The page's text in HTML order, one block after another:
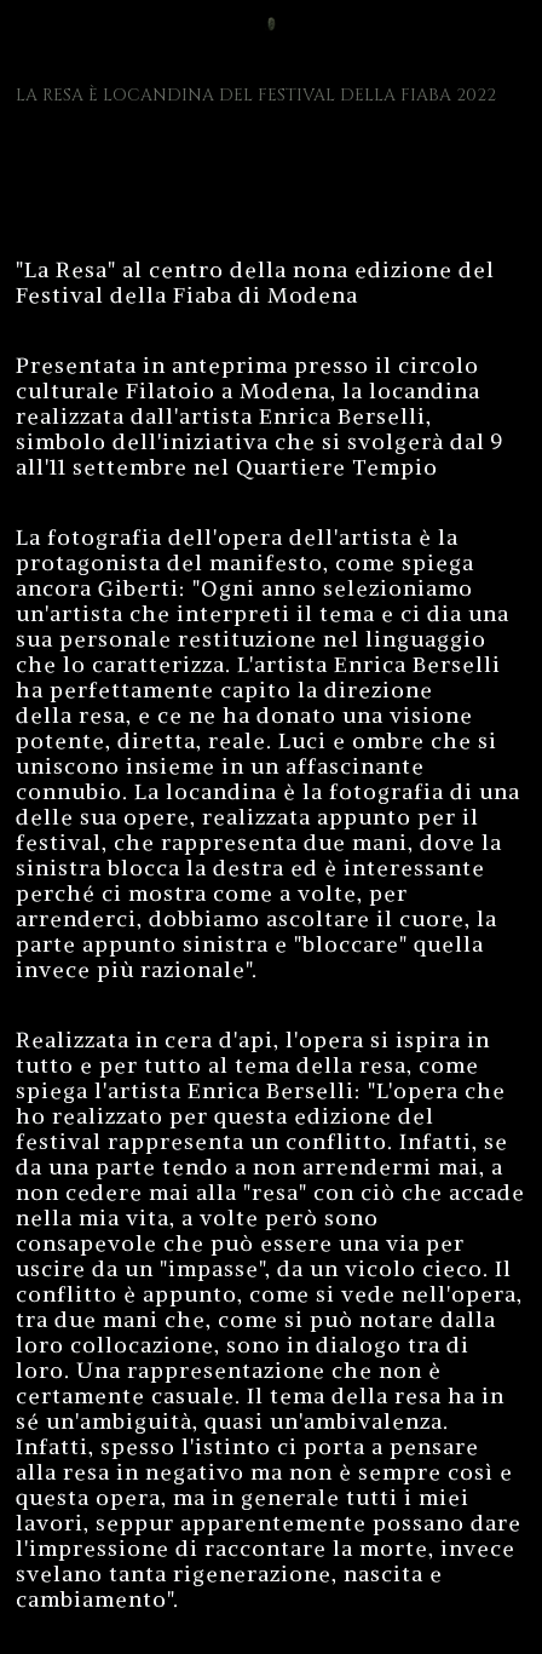
LA RESA È LOCANDINA DEL FESTIVAL DELLA FIABA 2022
"La Resa" al centro della nona edizione del
Festival della Fiaba di Modena
Presentata in anteprima presso il circolo
culturale Filatoio a Modena, la locandina
realizzata dall'artista Enrica Berselli,
simbolo dell'iniziativa che si svolgerà dal 9
all'11 settembre nel Quartiere Tempio
La fotografia dell'opera dell'artista è la
protagonista del manifesto, come spiega
ancora Giberti: "Ogni anno selezioniamo
un'artista che interpreti il tema e ci dia una
sua personale restituzione nel linguaggio
che lo caratterizza. L'artista Enrica Berselli
ha perfettamente capito la direzione
della resa, e ce ne ha donato una visione
potente, diretta, reale. Luci e ombre che si
uniscono insieme in un affascinante
connubio. La locandina è la fotografia di una
delle sua opere, realizzata appunto per il
festival, che rappresenta due mani, dove la
sinistra blocca la destra ed è interessante
perché ci mostra come a volte, per
arrenderci, dobbiamo ascoltare il cuore, la
parte appunto sinistra e "bloccare" quella
invece più razionale".
Realizzata in cera d'api, l'opera si ispira in
tutto e per tutto al tema della resa, come
spiega l'artista Enrica Berselli: "L'opera che
ho realizzato per questa edizione del
festival rappresenta un conflitto. Infatti, se
da una parte tendo a non arrendermi mai, a
non cedere mai alla "resa" con ciò che accade
nella mia vita, a volte però sono
consapevole che può essere una via per
uscire da un "impasse", da un vicolo cieco. Il
conflitto è appunto, come si vede nell'opera,
tra due mani che, come si può notare dalla
loro collocazione, sono in dialogo tra di
loro. Una rappresentazione che non è
certamente casuale. Il tema della resa ha in
sé un'ambiguità, quasi un'ambivalenza.
Infatti, spesso l'istinto ci porta a pensare
alla resa in negativo ma non è sempre così e
questa opera, ma in generale tutti i miei
lavori, seppur apparentemente possano dare
l'impressione di raccontare la morte, invece
svelano tanta rigenerazione, nascita e
cambiamento".